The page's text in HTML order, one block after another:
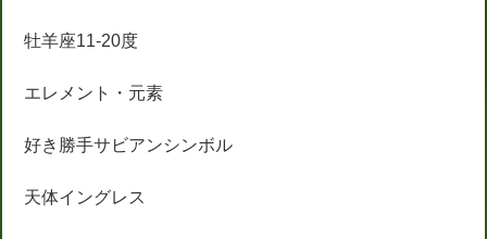
牡羊座11-20度
エレメント・元素
好き勝手サビアンシンボル
天体イングレス